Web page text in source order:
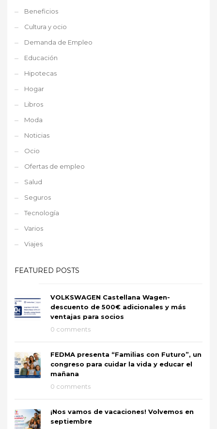
Beneficios
Cultura y ocio
Demanda de Empleo
Educación
Hipotecas
Hogar
Libros
Moda
Noticias
Ocio
Ofertas de empleo
Salud
Seguros
Tecnología
Varios
Viajes
FEATURED POSTS
VOLKSWAGEN Castellana Wagen-
descuento de 500€ adicionales y más
ventajas para socios
0 comments
FEDMA presenta “Familias con Futuro”, un
congreso para cuidar la vida y educar el
mañana
0 comments
¡Nos vamos de vacaciones! Volvemos en
septiembre